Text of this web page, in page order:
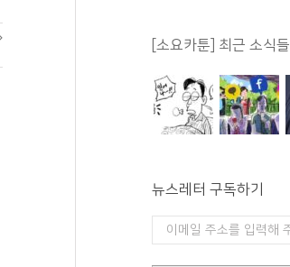
[소요카툰] 최근 소식들
뉴스레터 구독하기